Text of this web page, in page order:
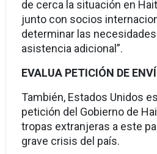
de cerca la situación en
junto con socios
determinar las
asistencia adicional”.
EVALUA PETICIÓN DE
También, Estados Unidos
petición del Gobierno de
tropas extranjeras a este
grave crisis del país.